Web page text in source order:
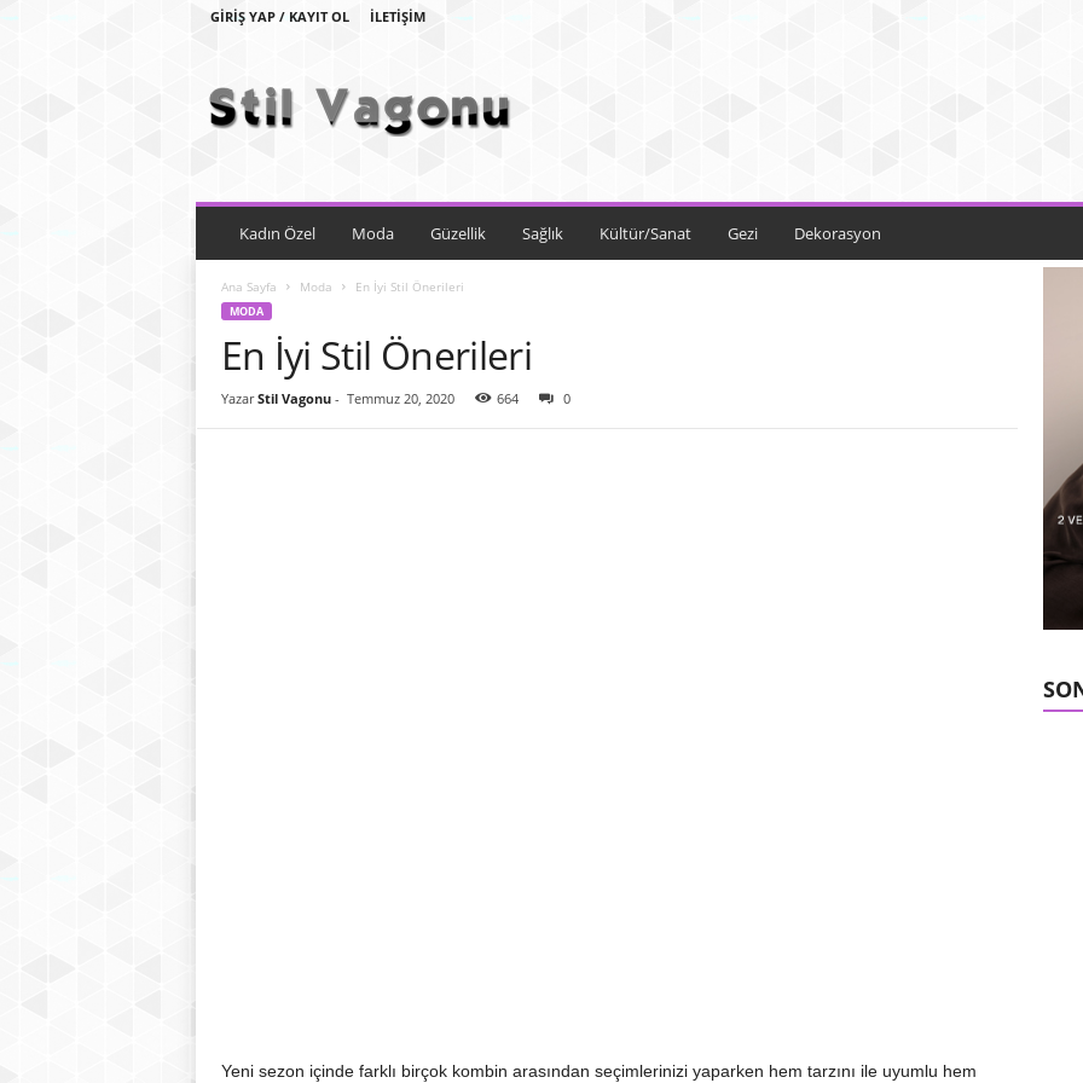
GIRIŞ YAP / KAYIT OL İLETIŞIM
g
n
Kadın Özel Moda Güzellik Sağlık Kültür/Sanat Gezi Dekorasyon
Ana Sayfa Moda En İyi Stil Önerileri
MODA
En İyi Stil Önerileri
Yazar Stil Vagonu- Temmuz 20, 2020 664 0
Yeni sezon içinde farklı birçok kombin arasından seçimlerinizi yaparken hem tarzını ile uyumlu hem